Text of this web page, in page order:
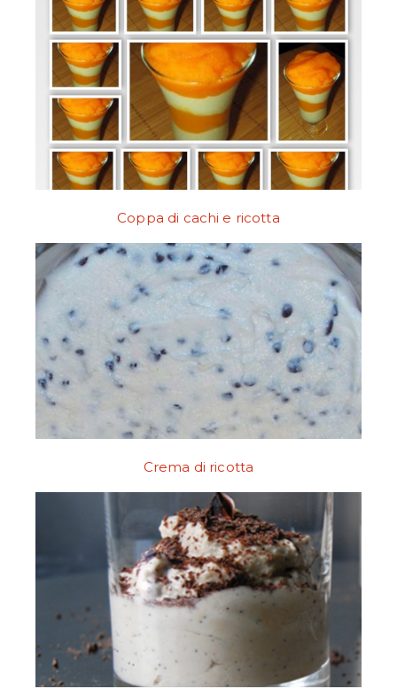
Coppa di cachi e ricotta
Crema di ricotta